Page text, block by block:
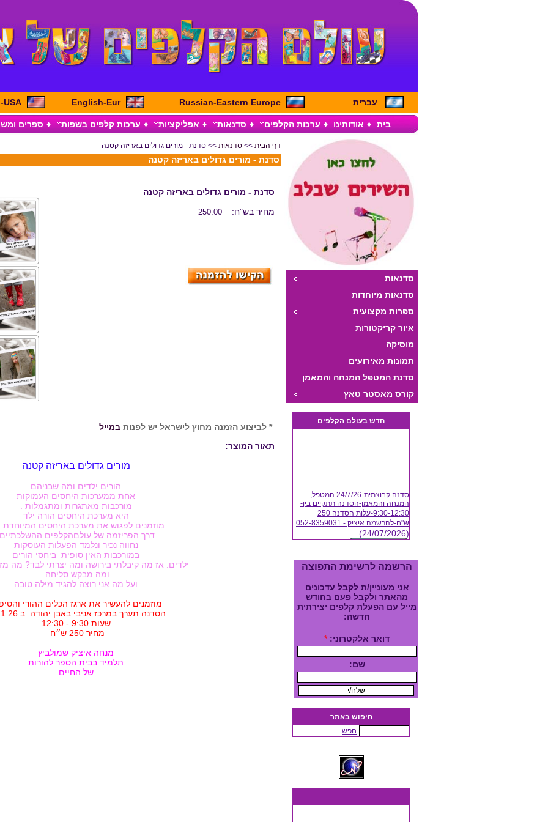
עברית Russian-Eastern Europe
English-Eur
USA
בית ♦ אודותינו ♦ ערכות הקלפים ♦ סדנאות ♦ אפליקציות ♦ ערכות קלפים בשפות ♦ ספרים
סדנאות
סדנאות מיוחדות
ספרות מקצועית
איור קריקטורות
מוסיקה
תמונות מאירועים
סדנת המטפל המנחה והמאמן
היצירתי
קורס מאסטר טאץ
חדש בעולם הקלפים
סדנה קבוצתית-24/7/26 המטפל,
המנחה והמאמן-הסדנה תתקיים בין-
9:30-12:30-עלות הסדנה 250
ש"ח-להרשמה איציק - 052-8359031
(24/07/2026)
הרשמה לרשימת התפוצה
אני מעוניין/ת לקבל עדכונים
מהאתר ולקבל פעם בחודש
מייל עם הפעלת קלפים יצירתית
חדשה:
דואר אלקטרוני: *
שם:
חיפוש באתר
חפש
דף הבית >> סדנאות >> סדנת - מורים גדולים באריזה קטנה
סדנת - מורים גדולים באריזה קטנה
סדנת - מורים גדולים באריזה קטנה
מחיר בש"ח: 250.00
* לביצוע הזמנה מחוץ לישראל יש לפנות במייל
תאור המוצר:
מורים גדולים באריזה קטנה
הורים ילדים ומה שבניהם
אחת ממערכות היחסים העמוקות
מורכבות מאתגרות ומתגמלות .
היא מערכת היחסים הורה ילד
מוזמנים לפגוש את מערכת היחסים המיוחדת
דרך הפריזמה של עולםהקלפים
נחווה נכיר ונלמד הפעלות העוסקות
במורכבות האין סופית ביחסי הורים
ילדים. אז מה קיבלתי בירושה ומה יצרתי לבד? מה
ומה מבקש סליחה.
ועל מה אני רוצה להגיד מילה טובה
מוזמנים להעשיר את ארגז הכלים ההורי
הסדנה תערך במרכז אניבי באבן יהודה ב 23.1.26
שעות 9:30 - 12:30
מחיר 250 ש״ח
מנחה איציק שמולביץ
תלמיד בבית הספר להורות
של החיים